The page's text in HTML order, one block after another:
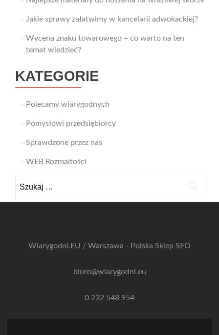
Jakie sprawy załatwimy w kancelarii adwokackiej?
Wycena znaku towarowego – co warto na ten
temat wiedzieć?
KATEGORIE
Polecamy wiarygodnych
Pomysłowi przedsiębiorcy
Sprawdzone przez nas
WEB Rozmaitości
Wiarygodni.EU / Warszawa - Polska Sklep SEO
biuro@wiarygodni.eu
0 232 548 954